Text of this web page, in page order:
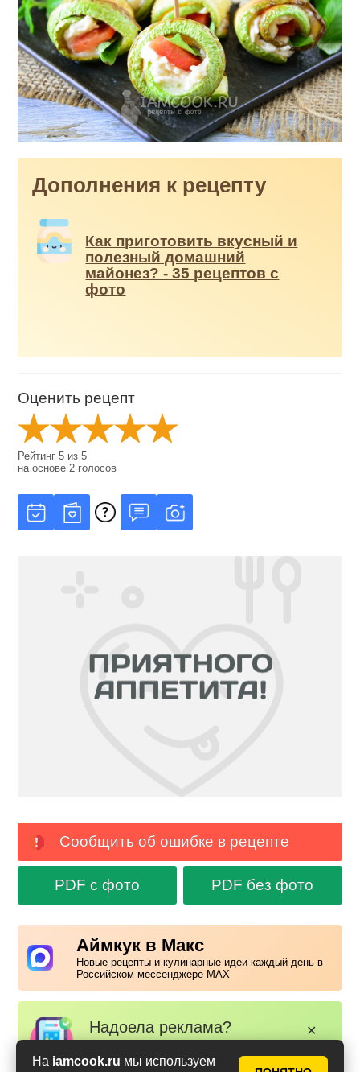
На iamcook.ru мы используем
Дополнения к рецепту
Как приготовить вкусный и
полезный домашний
майонез? - 35 рецептов с
фото
Оценить рецепт
Рейтинг5 из5
на основе 2 голосов
Сообщить об ошибке в рецепте
PDF с фото PDF без фото
Аймкук в Макс
Новые рецепты и кулинарные идеи каждый день в
Российском мессенджере MAX
Надоела реклама?
зарегистируйтесь
войдите
✕